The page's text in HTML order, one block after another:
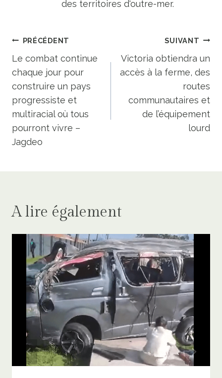
des territoires d'outre-mer.
Navigation
de
l’article
PRÉCÉDENT
Le combat continue
chaque jour pour
construire un pays
progressiste et
multiracial où tous
pourront vivre –
Jagdeo
SUIVANT
Victoria obtiendra un
accès à la ferme, des
routes
communautaires et
de l’équipement
lourd
A lire également